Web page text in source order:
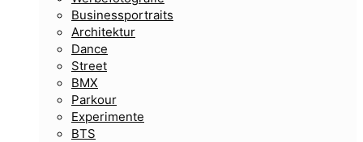
Businessportraits
Architektur
Dance
Street
BMX
Parkour
Experimente
BTS